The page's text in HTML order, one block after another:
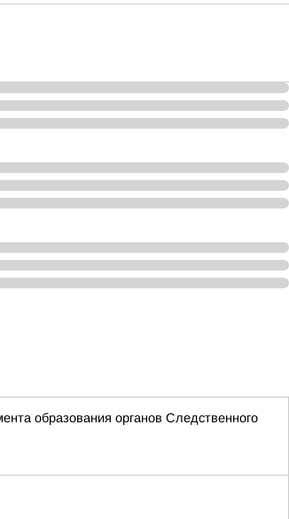
образования органов Следственного